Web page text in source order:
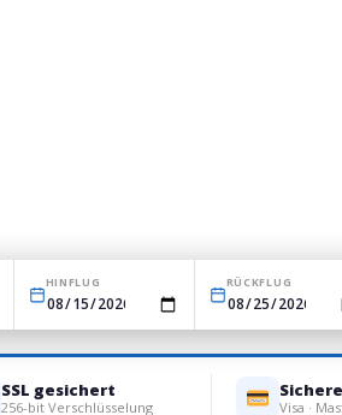
HINFLUG RÜCKFLUG
SSL gesichert
256-bit Verschlüsselung Visa ·